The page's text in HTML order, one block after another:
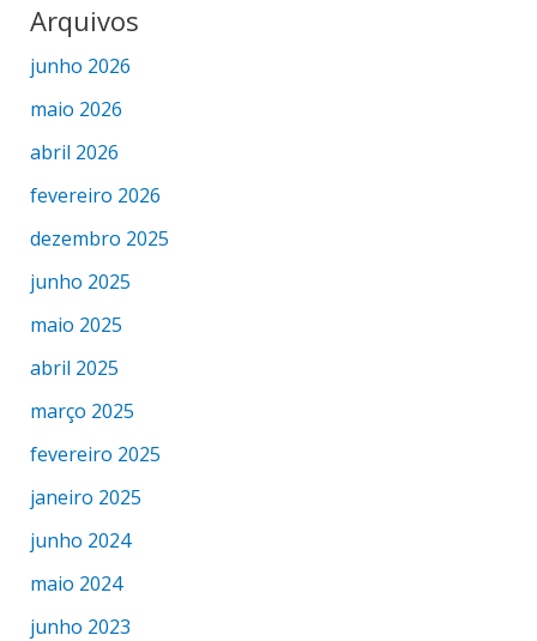
Arquivos
junho 2026
maio 2026
abril 2026
fevereiro 2026
dezembro 2025
junho 2025
maio 2025
abril 2025
março 2025
fevereiro 2025
janeiro 2025
junho 2024
maio 2024
junho 2023